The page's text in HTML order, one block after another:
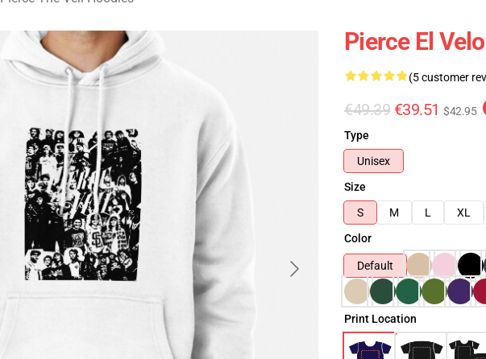
Pierce El
(5 customer
€49.39 €39.51 $42.95
Type
Unisex
Size
S
M L XL
Color
Default
Print Location